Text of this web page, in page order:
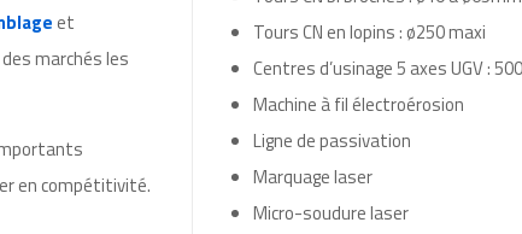
et
marchés les
en compétitivité.
Tours CN en lopins : ø250 maxi
Centres d’usinage 5 axes UGV :
Machine à fil électroérosion
Ligne de passivation
Marquage laser
Micro-soudure laser